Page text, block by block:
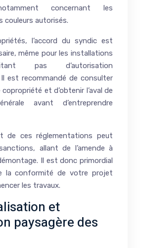
concernant les
couleurs autorisés.
l’accord du syndic est
même pour les installations
pas d’autorisation
est recommandé de consulter
et d’obtenir l’aval de
avant d’entreprendre
de ces réglementations peut
allant de l’amende à
Il est donc primordial
la conformité de votre projet
les travaux.
et
paysagère des